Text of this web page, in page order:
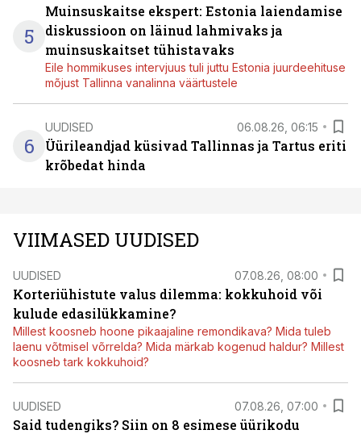
5
Muinsuskaitse ekspert: Estonia laiendamise
diskussioon on läinud lahmivaks ja
muinsuskaitset tühistavaks
Eile hommikuses intervjuus tuli juttu Estonia juurdeehituse
mõjust Tallinna vanalinna väärtustele
6
UUDISED 06.08.26, 06:15
Üürileandjad küsivad Tallinnas ja Tartus eriti
krõbedat hinda
VIIMASED UUDISED
UUDISED 07.08.26, 08:00
Korteriühistute valus dilemma: kokkuhoid või
kulude edasilükkamine?
Millest koosneb hoone pikaajaline remondikava? Mida tuleb
laenu võtmisel võrrelda? Mida märkab kogenud haldur? Millest
koosneb tark kokkuhoid?
UUDISED 07.08.26, 07:00
Said tudengiks? Siin on 8 esimese üürikodu